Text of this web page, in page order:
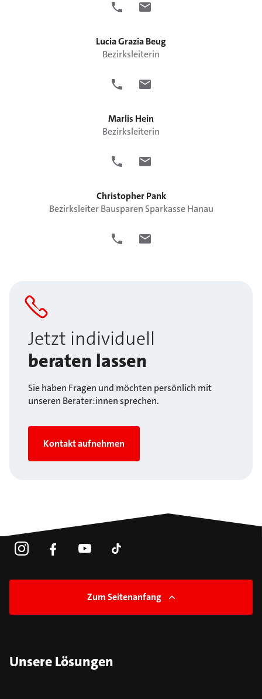
Lucia GraziaBeug
Bezirksleiterin
Marlis Hein
Bezirksleiterin
Christopher Pank
Bezirksleiter Bausparen Sparkasse Hanau
Jetzt individuell
beraten lassen
Sie haben Fragen und möchten persönlich mit
unseren Berater:innen sprechen.
Kontakt aufnehmen
Zum Seitenanfang
Unsere Lösungen